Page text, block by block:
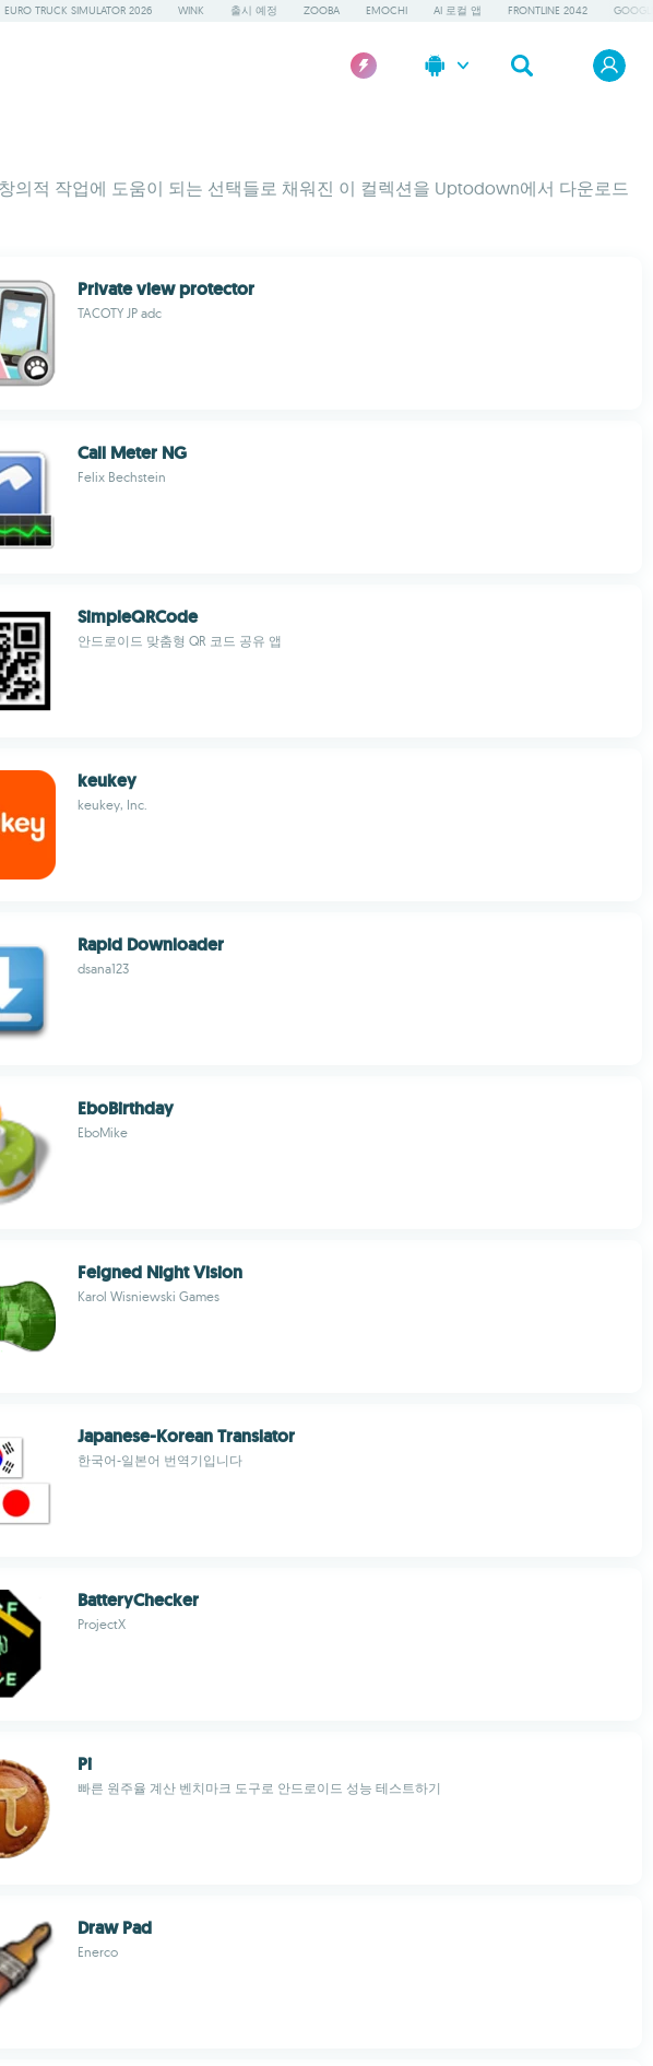
EURO TRUCK SIMULATOR 2026 WINK 출시 예정 ZOOBA EMOCHI AI 로컬 앱 FRONTLINE 2042
의적 작업에 도움이 되는 선택들로 채워진 이 컬렉션을 Uptodown에서 다운로드
Private view protector
TACOTY JP adc
Call Meter NG
Felix Bechstein
SimpleQRCode
안드로이드 맞춤형 QR 코드 공유 앱
keukey
keukey, Inc.
Rapid Downloader
dsana123
EboBirthday
EboMike
Feigned Night Vision
Karol Wisniewski Games
Japanese-Korean Translator
한국어-일본어 번역기입니다
BatteryChecker
ProjectX
Pi
빠른 원주율 계산 벤치마크 도구로 안드로이드 성능 테스트하기
Draw Pad
Enerco